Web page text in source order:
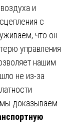
и
с
что он
управления
нашим
не из-за
доказываем